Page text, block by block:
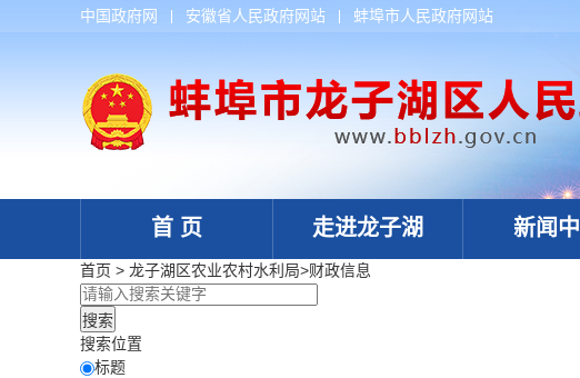
中国政府网 安徽省人民政府网站 蚌埠市人民政府网站
首 页 走进龙子湖 新闻
首页 > 龙子湖区农业农村水利局>财政信息
搜索位置
标题